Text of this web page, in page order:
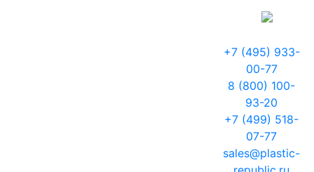
+7 (495) 933-
00-77
8 (800) 100-
93-20
+7 (499) 518-
07-77
sales@plastic-